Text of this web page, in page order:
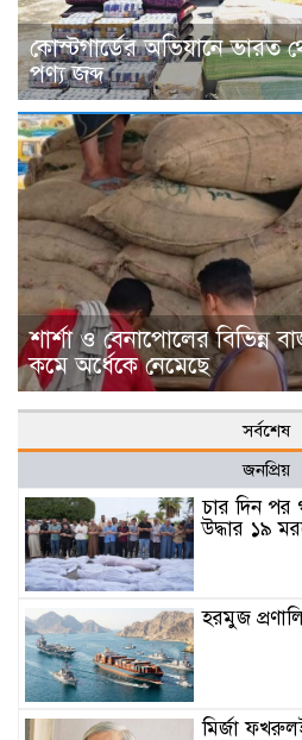
কোস্টগার্ডের অভিযানে ভারত
পণ্য জব্দ
শার্শা ও বেনাপোলের বিভিন্ন
কমে অর্ধেকে নেমেছে
সর্বশেষ
জনপ্রিয়
চার দিন পর
উদ্ধার ১৯
হরমুজ
মির্জা